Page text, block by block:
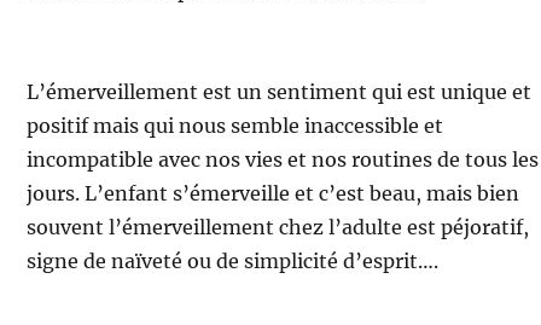
L’émerveillement est un sentiment qui est unique et
positif mais qui nous semble inaccessible et
incompatible avec nos vies et nos routines de tous les
jours. L’enfant s’émerveille et c’est beau, mais bien
souvent l’émerveillement chez l’adulte est péjoratif,
signe de naïveté ou de simplicité d’esprit….